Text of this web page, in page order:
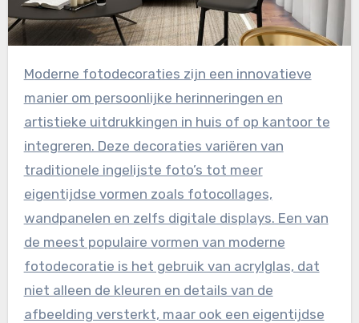
Moderne fotodecoraties zijn een innovatieve
manier om persoonlijke herinneringen en
artistieke uitdrukkingen in huis of op kantoor te
integreren. Deze decoraties variëren van
traditionele ingelijste foto’s tot meer
eigentijdse vormen zoals fotocollages,
wandpanelen en zelfs digitale displays. Een van
de meest populaire vormen van moderne
fotodecoratie is het gebruik van acrylglas, dat
niet alleen de kleuren en details van de
afbeelding versterkt, maar ook een eigentijdse